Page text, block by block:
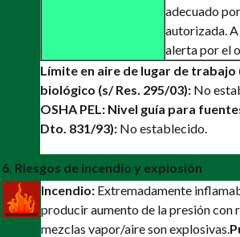
adecuado
autorizada.
alerta por el
Límite en aire de lugar de trabajo
biológico (s/ Res. 295/03): No
OSHA PEL: Nivel guía para
Dto. 831/93): No establecido.
6. Riesgos de incendio y explosión
Incendio: Extremadamente
producir aumento de la presión con
mezclas vapor/aire son explosivas.